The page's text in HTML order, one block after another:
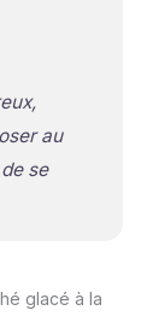
au
se
glacé à la